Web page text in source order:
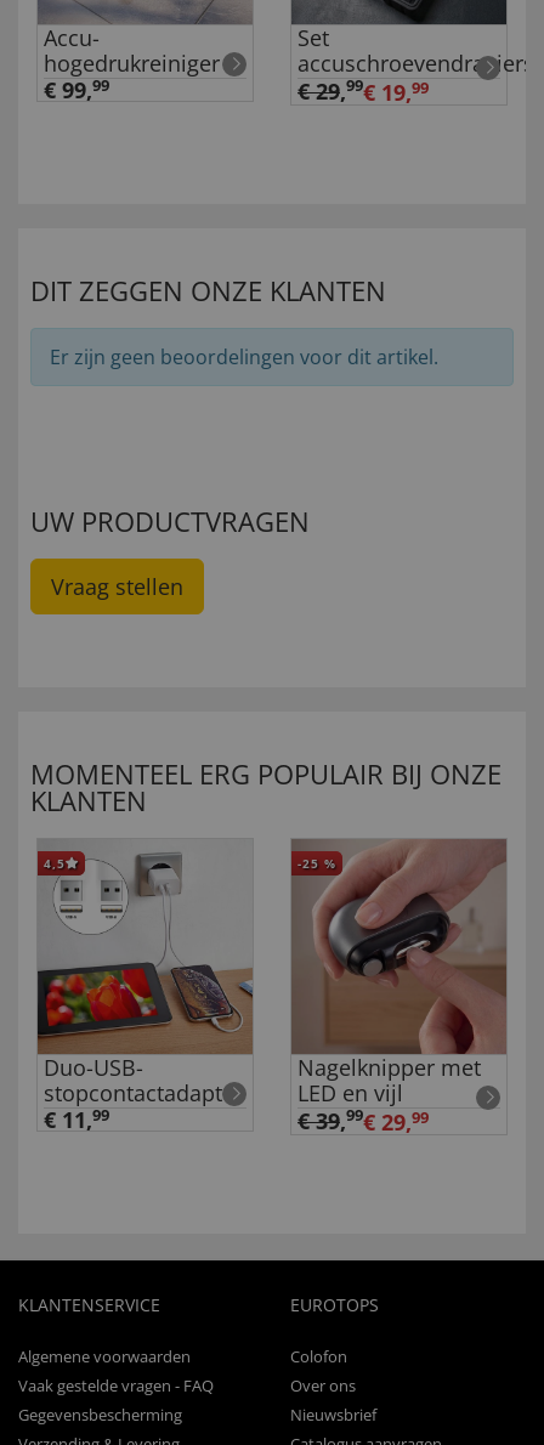
Accu-
hogedrukreiniger
€ 99,99
Set
accuschroevendraaiers
€ 29,99€ 19,99
DIT ZEGGEN ONZE KLANTEN
Er zijn geen beoordelingen voor dit artikel.
UW PRODUCTVRAGEN
Vraag stellen
MOMENTEEL ERG POPULAIR BIJ ONZE
KLANTEN
4,5
Duo-USB-
stopcontactadapter
€ 11,99
-25 %
Nagelknipper met
LED en vijl
€ 39,99€ 29,99
KLANTENSERVICE
Algemene voorwaarden
Vaak gestelde vragen - FAQ
Gegevensbescherming
EUROTOPS
Colofon
Over ons
Nieuwsbrief